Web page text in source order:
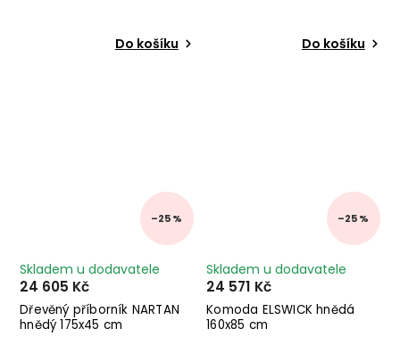
Do košíku Do košíku
–25 %
Dřevěný příborník NARTAN
hnědý 175x45 cm
Skladem u dodavatele
24 605 Kč
–25 %
Komoda ELSWICK hnědá
160x85 cm
Skladem u dodavatele
24 571 Kč